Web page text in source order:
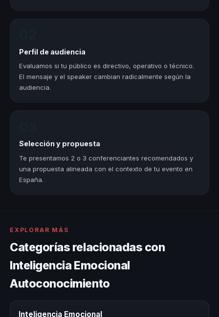
Perfil de audiencia
Evaluamos si tu público es directivo, operativo o técnico.
El mensaje y el speaker cambian radicalmente según la
audiencia.
Selección y propuesta
Te presentamos 2 o 3 conferenciantes recomendados y
una propuesta alineada con el contexto de tu evento en
España.
EXPLORAR MÁS
Categorías relacionadas con
Inteligencia Emocional
Autoconocimiento
Inteligencia Emocional